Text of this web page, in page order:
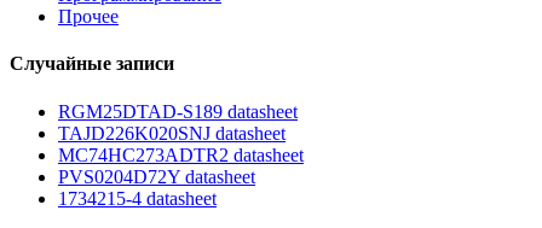
Прочее
Случайные записи
RGM25DTAD-S189 datasheet
TAJD226K020SNJ datasheet
MC74HC273ADTR2 datasheet
PVS0204D72Y datasheet
1734215-4 datasheet